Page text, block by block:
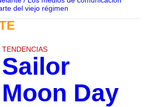
del viejo régimen
TENDENCIAS
Sailor
Moon Day